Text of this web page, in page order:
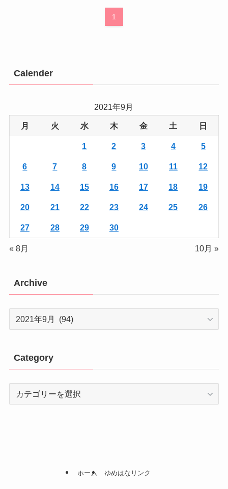
1
Calender
2021年9月
月 火 水 木 金 土 日
1 2 3 4 5
6 7 8 9 10 11 12
13 14 15 16 17 18 19
20 21 22 23 24 25 26
27 28 29 30
« 8月 10月 »
Archive
Archive
Category
Category
ホーム ゆめはなリンク